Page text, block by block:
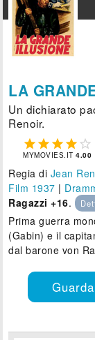
LA
Un dichiarato
Renoir.
    
MYMOVIES.IT4.00
Regia di Jean
Film 1937 |
Ragazzi +16.
Prima guerra
(Gabin) e il
dal barone von